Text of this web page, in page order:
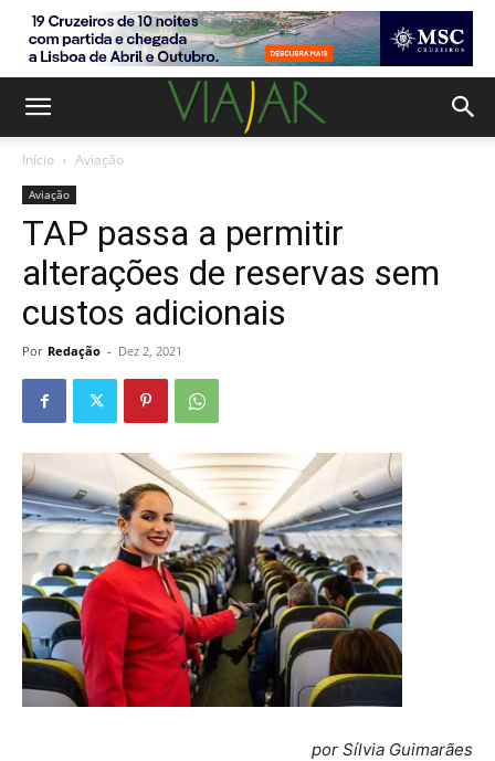
Início Aviação
Aviação
TAP passa a permitir
alterações de reservas sem
custos adicionais
Por Redação - Dez 2, 2021
por Sílvia Guimarães